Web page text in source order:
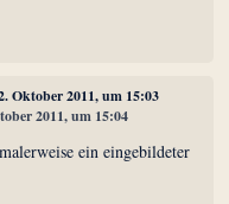
Oktober 2011, um 15:03
2011, um 15:04
ein eingebildeter